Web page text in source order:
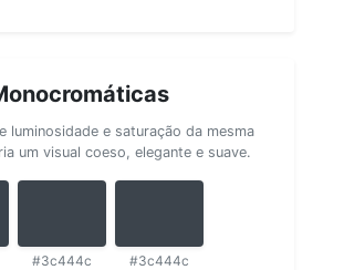
luminosidade e saturação da mesma
um visual coeso, elegante e suave.
#3c444c #3c444c